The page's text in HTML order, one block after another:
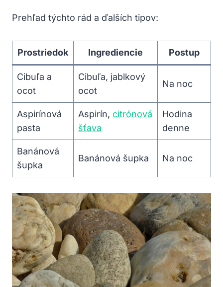
Prehľad týchto rád a ďalších tipov:
Prostriedok Ingrediencie Postup
Cibuľa a
ocot
Cibuľa, jablkový
ocot
Na noc
Aspirínová
pasta
Aspirín, citrónová
šťava
Hodina
denne
Banánová
šupka
Banánová šupka Na noc